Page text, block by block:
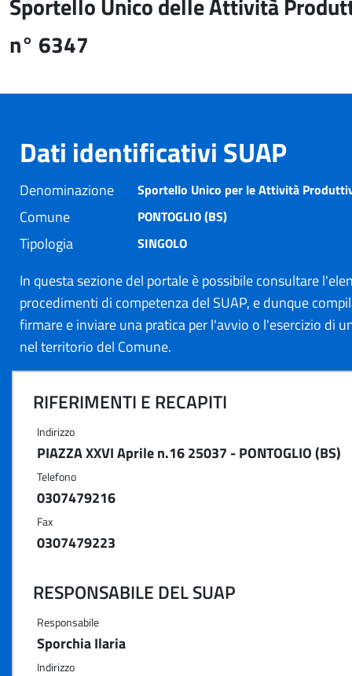
n° 6347
Dati identificativi SUAP
Denominazione Sportello Unico per le Attività
Comune PONTOGLIO (BS)
Tipologia SINGOLO
In questa sezione del portale è possibile consultare
procedimenti di competenza del SUAP, e dunque
firmare e inviare una pratica per l'avvio o l'esercizio di
nel territorio del Comune.
RIFERIMENTI E RECAPITI
Indirizzo
PIAZZA XXVI Aprile n.16 25037 - PONTOGLIO (BS)
Telefono
0307479216
Fax
0307479223
RESPONSABILE DEL SUAP
Responsabile
Sporchia Ilaria
Indirizzo